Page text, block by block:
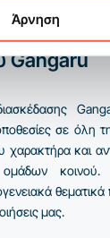
Άρνηση
φουσκωτά
έτοιμες
Gangaru
σε όλη
χαρακτήρα και
ομάδων
θεματικά
μας.